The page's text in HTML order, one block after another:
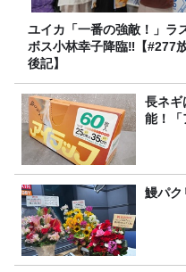
ユイカ「一番の強敵！」ラ
ボス小林幸子降臨‼【#277
後記】
長ネギ
能！「
鰻パク